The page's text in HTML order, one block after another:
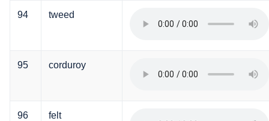
94 tweed
95 corduroy
96 felt